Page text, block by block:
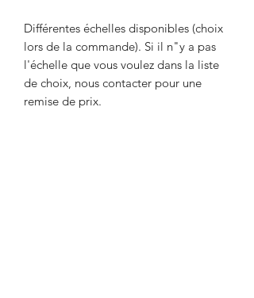
Différentes échelles disponibles (choix
lors de la commande). Si il n"y a pas
l'échelle que vous voulez dans la liste
de choix, nous contacter pour une
remise de prix.